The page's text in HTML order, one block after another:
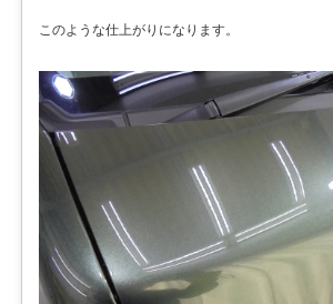
このような仕上がりになります。